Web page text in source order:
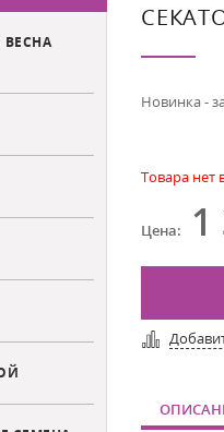
Новинка -
Товара нет
Цена: 1